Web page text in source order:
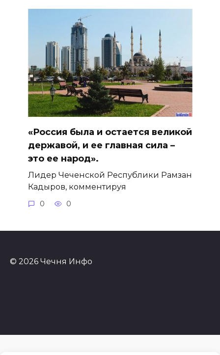
«Россия была и остается великой
державой, и ее главная сила –
это ее народ».
Лидер Чеченской Республики Рамзан
Кадыров, комментируя
0 0
© 2026 Чечня Инфо